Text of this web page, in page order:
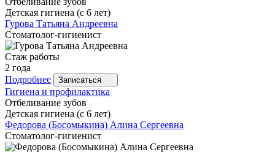
Детская гигиена (с 6 лет)
Гурова Татьяна Андреевна
Стоматолог-гигиенист
Стаж работы
2 года
Подробнее
Записаться
Гигиена и профилактика
Отбеливание зубов
Детская гигиена (с 6 лет)
Федорова (Босомыкина) Алина Сергеевна
Стоматолог-гигиенист